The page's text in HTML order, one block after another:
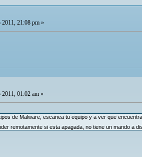
21:08 pm »
2011, 01:02 am »
de Malware, escanea tu equipo y a ver que
remotamente si esta apagada, no tiene un mando a